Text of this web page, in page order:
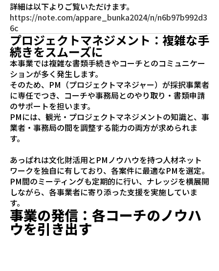
詳細は以下よりご覧いただけます。
https://note.com/appare_bunka2024/n/n6b97b992d3
6c
プロジェクトマネジメント：複雑な手
続きをスムーズに
本事業では複雑な書類手続きやコーチとのコミュニケー
ションが多く発生します。
そのため、PM（プロジェクトマネジャー）が採択事業者
に専任でつき、コーチや事務局とのやり取り・書類申請
のサポートを担います。
PMには、観光・プロジェクトマネジメントの知識と、事
業者・事務局の間を調整する能力の両方が求められま
す。
あっぱれは文化財活用とPMノウハウを持つ人材ネット
ワークを独自に有しており、各案件に最適なPMを選定。
PM間のミーティングも定期的に行い、ナレッジを横展開
しながら、各事業者に寄り添った支援を実施していま
す。
事業の発信：各コーチのノウハ
ウを引き出す